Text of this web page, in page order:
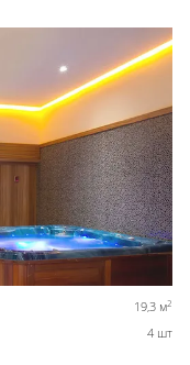
19,3 м2
4 шт